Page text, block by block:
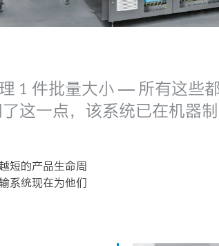
1 件批量大小 — 所有这些
这一点，该系统已在机器
短的产品生命周
系统现在为他们